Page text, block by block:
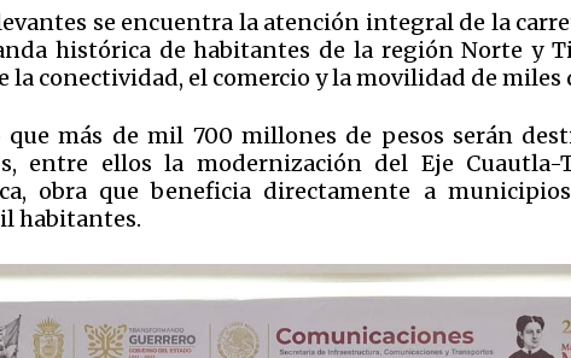
se encuentra la atención integral de la
histórica de habitantes de la región Norte y
conectividad, el comercio y la movilidad de miles
más de mil 700 millones de pesos serán
entre ellos la modernización del Eje
obra que beneficia directamente a
habitantes.